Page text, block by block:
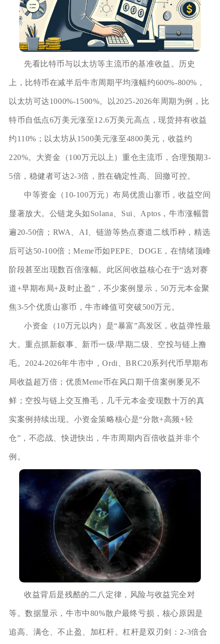
先看比特币与以太坊等主流币的基准收益。历史
上，比特币在减半后牛市周期平均涨幅约600%-800%，
以太坊可达1000%-1500%。以2025-2026年周期为例，比
特币自低点6万美元涨至12.6万美元高点，现货持有收益
约110%；以太坊从1500美元涨至4800美元，收益约
220%。大资金（100万元以上）重仓主流币，合理预期3-
5倍，稳健者可达2-3倍，胜在确定性高、回撤可控。
中等资金（10-100万元）布局优质山寨币，收益空间
显著放大。公链龙头如Solana、Sui、Aptos，牛市涨幅普
遍20-50倍；RWA、AI、链游等热点赛道二线币种，精选
后可达50-100倍；Meme币如PEPE、DOGE，在情绪顶峰
阶段甚至出现数百倍涨幅。此区间收益核心在于“选对赛
道+早期布局+及时止盈”，不少案例显示，50万元本金聚
焦3-5个优质山寨币，牛市峰值可突破500万元。
小资金（10万元以内）是“暴富”高发区，收益弹性最
大。重点抓新叙事、新币一级/早期二级、空投与链上撸
毛。2024-2026年牛市中，Ordi、BRC20系列代币早期布
局收益超万倍；优质Meme币在风口期千倍案例屡见不
鲜；空投与链上交互撸毛，几千元本金变现数十万的真
实案例持续出现。小资金策略核心是“分散+高频+轻
仓”，不恋战、快进快出，牛市周期内百倍收益并非个
例。
收益背后是残酷的二八定律，风险与收益完全对
等。数据显示，牛市中80%散户最终亏损，核心原因是
追高、满仓、不止盈、加杠杆。杠杆是双刃剑：2-3倍合